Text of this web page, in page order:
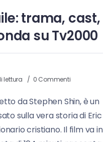
trama, cast,
su Tv2000
lettura 0 Commenti
da Stephen Shin, è un
sulla vera storia di Eric
cristiano. Il film va in